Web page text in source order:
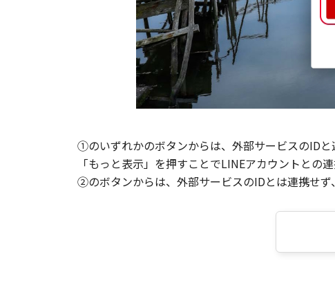
①のいずれかのボタンからは、外部サービスのIDと
「もっと表示」を押すことでLINEアカウントとの連
②のボタンからは、外部サービスのIDとは連携せず